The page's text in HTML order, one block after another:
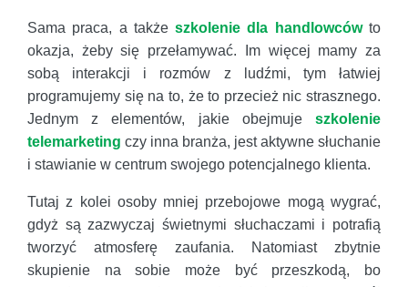
Sama praca, a takżeszkolenie dla handlowcówto
okazja, żeby się przełamywać. Im więcej mamy za
sobą interakcji i rozmów z ludźmi, tym łatwiej
programujemy się na to, że to przecież nic strasznego.
Jednym z elementów, jakie obejmuje szkolenie
telemarketing czy inna branża, jest aktywne słuchanie
i stawianie w centrum swojego potencjalnego klienta.
Tutaj z kolei osoby mniej przebojowe mogą wygrać,
gdyż są zazwyczaj świetnymi słuchaczami i potrafią
tworzyć atmosferę zaufania. Natomiast zbytnie
skupienie na sobie może być przeszkodą, bo